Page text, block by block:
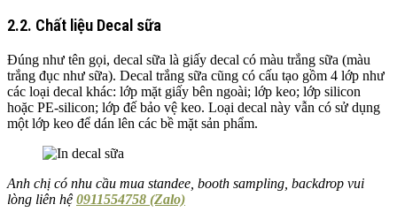
2.2. Chất liệu Decal sữa
Đúng như tên gọi, decal sữa là giấy decal có màu trắng sữa (màu
trắng đục như sữa). Decal trắng sữa cũng có cấu tạo gồm 4 lớp như
các loại decal khác: lớp mặt giấy bên ngoài; lớp keo; lớp silicon
hoặc PE-silicon; lớp đế bảo vệ keo. Loại decal này vẫn có sử dụng
một lớp keo để dán lên các bề mặt sản phẩm.
Anh chị có nhu cầu mua standee, booth sampling, backdrop vui
lòng liên hệ0911554758 (Zalo)